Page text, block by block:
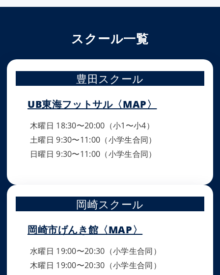
スクール一覧
豊田スクール
UB東海フットサル〈MAP〉
木曜日 18:30〜20:00（小1〜小4）
土曜日 9:30〜11:00（小学生合同）
日曜日 9:30〜11:00（小学生合同）
岡崎スクール
岡崎市げんき館〈MAP〉
水曜日 19:00〜20:30（小学生合同）
木曜日 19:00〜20:30（小学生合同）